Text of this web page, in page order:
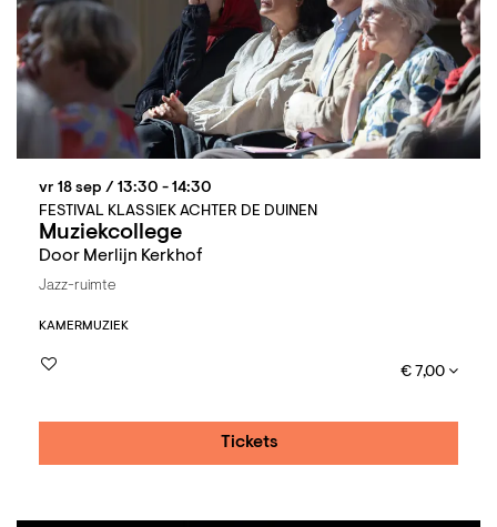
Muziekcollege
Door Merlijn Kerkhof
FESTIVAL KLASSIEK ACHTER DE DUINEN
vr 18 sep / 13:30 - 14:30
Jazz-ruimte
KAMERMUZIEK
€ 7,00
Tickets